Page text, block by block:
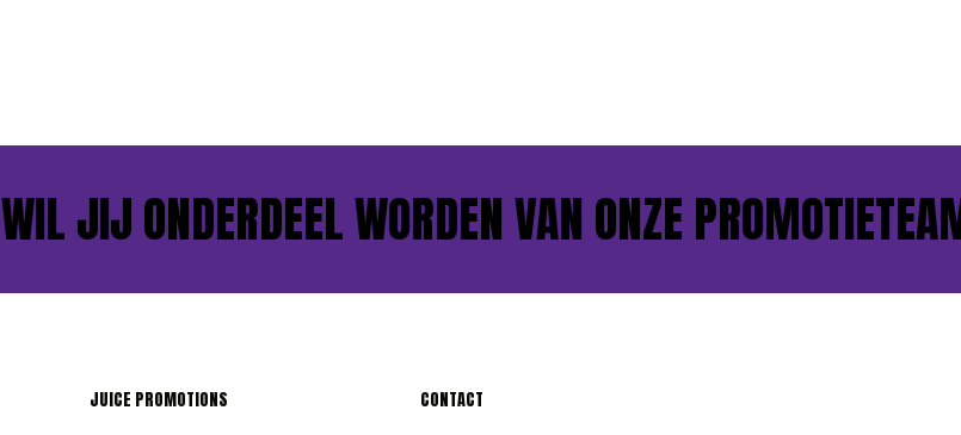
WIL JIJ ONDERDEEL WORDEN VAN ONZE
JUICE PROMOTIONS CONTACT